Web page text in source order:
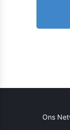
Ons